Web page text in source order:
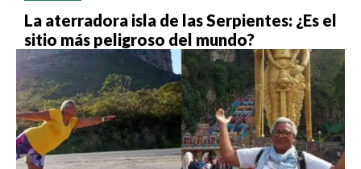
La aterradora isla de las Serpientes: ¿Es el
sitio más peligroso del mundo?